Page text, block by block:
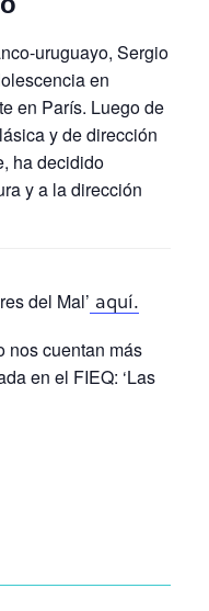
uruguayo, Sergio
en
en París. Luego de
y de dirección
ha decidido
y a la dirección
del Mal’ aquí.
nos cuentan más
en el FIEQ: ‘Las